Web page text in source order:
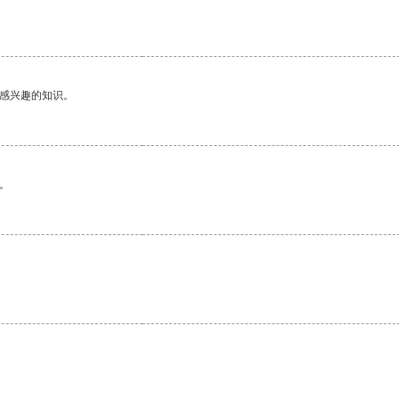
兴趣的知识。